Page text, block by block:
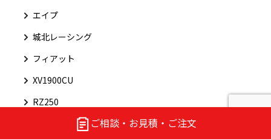
ご相談・お見積・ご注文
エイプ
城北レーシング
フィアット
XV1900CU
RZ250